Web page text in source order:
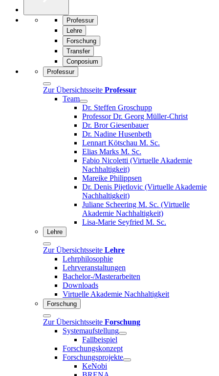
Professur
Lehre
Forschung
Transfer
Conposium
Professur
Zur Übersichtsseite Professur
Team
Dr. Steffen Groschupp
Professor Dr. Georg Müller-Christ
Dr. Bror Giesenbauer
Dr. Nadine Husenbeth
Lennart Kötschau M. Sc.
Elias Marks M. Sc.
Fabio Nicoletti (Virtuelle Akademie
Nachhaltigkeit)
Mareike Philippsen
Dr. Denis Pijetlovic (Virtuelle Akademie
Nachhaltigkeit)
Juliane Scheering M. Sc. (Virtuelle
Akademie Nachhaltigkeit)
Lisa-Marie Seyfried M. Sc.
Lehre
Zur Übersichtsseite Lehre
Lehrphilosophie
Lehrveranstaltungen
Bachelor-/Masterarbeiten
Downloads
Virtuelle Akademie Nachhaltigkeit
Forschung
Zur Übersichtsseite Forschung
Systemaufstellung
Fallbeispiel
Forschungskonzept
Forschungsprojekte
KeNobi